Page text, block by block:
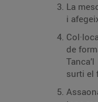
La
i
de
surti el